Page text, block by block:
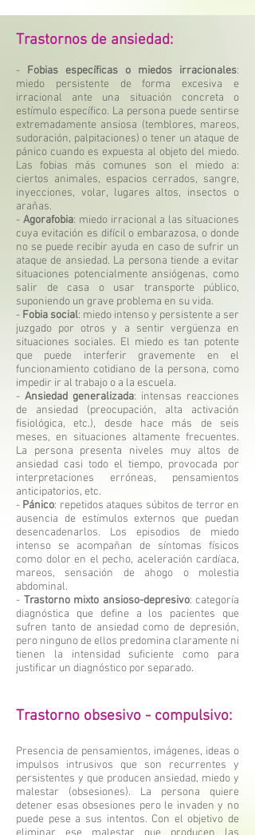
Trastornos de ansiedad:
- Fobias específicas o miedos irracionales:
miedo persistente de forma excesiva e
irracional ante una situación concreta o
estímulo específico. La persona puede sentirse
extremadamente ansiosa (temblores, mareos,
sudoración, palpitaciones) o tener un ataque de
pánico cuando es expuesta al objeto del miedo.
Las fobias más comunes son el miedo a:
ciertos animales, espacios cerrados, sangre,
inyecciones, volar, lugares altos, insectos o
arañas.
- Agorafobia: miedo irracional a las situaciones
cuya evitación es difícil o embarazosa, o donde
no se puede recibir ayuda en caso de sufrir un
ataque de ansiedad. La persona tiende a evitar
situaciones potencialmente ansiógenas, como
salir de casa o usar transporte público,
suponiendo un grave problema en su vida.
- Fobia social: miedo intenso y persistente a ser
juzgado por otros y a sentir vergüenza en
situaciones sociales. El miedo es tan potente
que puede interferir gravemente en el
funcionamiento cotidiano de la persona, como
impedir ir al trabajo o a la escuela.
- Ansiedad generalizada: intensas reacciones
de ansiedad (preocupación, alta activación
fisiológica, etc.), desde hace más de seis
meses, en situaciones altamente frecuentes.
La persona presenta niveles muy altos de
ansiedad casi todo el tiempo, provocada por
interpretaciones erróneas, pensamientos
anticipatorios, etc.
- Pánico: repetidos ataques súbitos de terror en
ausencia de estímulos externos que puedan
desencadenarlos. Los episodios de miedo
intenso se acompañan de síntomas físicos
como dolor en el pecho, aceleración cardíaca,
mareos, sensación de ahogo o molestia
abdominal.
- Trastorno mixto ansioso-depresivo: categoría
diagnóstica que define a los pacientes que
sufren tanto de ansiedad como de depresión,
pero ninguno de ellos predomina claramente ni
tienen la intensidad suficiente como para
justificar un diagnóstico por separado.
Trastorno obsesivo - compulsivo:
Presencia de pensamientos, imágenes, ideas o
impulsos intrusivos que son recurrentes y
persistentes y que producen ansiedad, miedo y
malestar (obsesiones). La persona quiere
detener esas obsesiones pero le invaden y no
puede pese a sus intentos. Con el objetivo de